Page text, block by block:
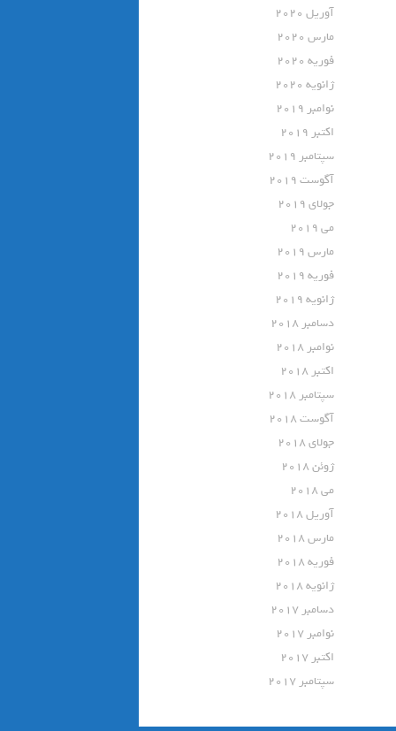
آوریل 2020
مارس 2020
فوریه 2020
ژانویه 2020
نوامبر 2019
اکتبر 2019
سپتامبر 2019
آگوست 2019
جولای 2019
می 2019
مارس 2019
فوریه 2019
ژانویه 2019
دسامبر 2018
نوامبر 2018
اکتبر 2018
سپتامبر 2018
آگوست 2018
جولای 2018
ژوئن 2018
می 2018
آوریل 2018
مارس 2018
فوریه 2018
ژانویه 2018
دسامبر 2017
نوامبر 2017
اکتبر 2017
سپتامبر 2017